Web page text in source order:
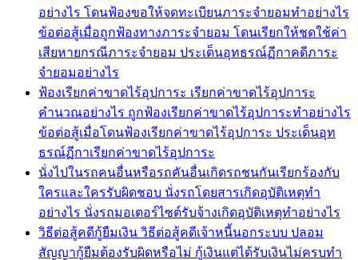
อย่างไร โดนฟ้องขอให้จดทะเบียนภาระจำยอมทำอย่างไร
ข้อต่อสู้เมื่อถูกฟ้องทางภาระจำยอม โดนเรียกให้ชดใช้ค่า
เสียหายกรณีภาระจำยอม ประเด็นอุทธรณ์ฏีกาคดีภาระ
จำยอมอย่างไร
ฟ้องเรียกค่าขาดไร้อุปการะ เรียกค่าขาดไร้อุปการะ
คำนวณอย่างไร ถูกฟ้องเรียกค่าขาดไร้อุปการะทำอย่างไร
ข้อต่อสู้เมื่อโดนฟ้องเรียกค่าขาดไร้อุปการะ ประเด็นอุท
ธรณ์ฏีกาเรียกค่าขาดไร้อุปการะ
นั่งไปในรถคนอื่นหรือรถคันอื่นเกิดรถชนกันเรียกร้องกับ
ใครและใครรับผิดชอบ นั่งรถโดยสารเกิดอุบัติเหตุทำ
อย่างไร นั่งรถมอเตอร์ไซต์รับจ้างเกิดอุบัติเหตุทำอย่างไร
วิธีต่อสู้คดีกู้ยืมเงิน วิธีต่อสู้คดีเจ้าหนี้นอกระบบ ปลอม
สัญญากู้ยืมต้องรับผิดหรือไม่ กู้เงินแต่ได้รับเงินไม่ครบทำ